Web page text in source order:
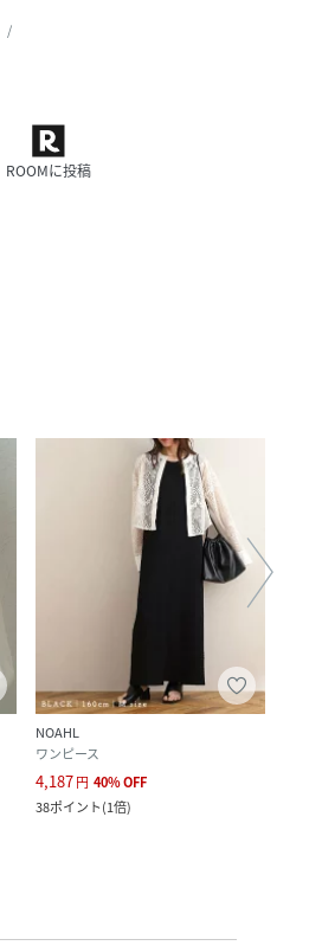
ROOMに投稿
NOAHL
ワンピース
4,187円 40%OFF
38ポイント(1倍)